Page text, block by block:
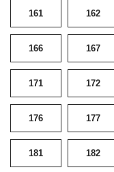
161 162
166 167
171 172
176 177
181 182